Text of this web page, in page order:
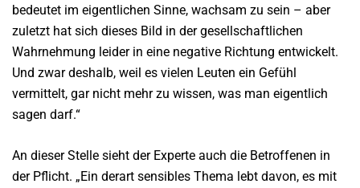
bedeutet im eigentlichen Sinne, wachsam zu sein – aber
zuletzt hat sich dieses Bild in der gesellschaftlichen
Wahrnehmung leider in eine negative Richtung entwickelt.
Und zwar deshalb, weil es vielen Leuten ein Gefühl
vermittelt, gar nicht mehr zu wissen, was man eigentlich
sagen darf.“
An dieser Stelle sieht der Experte auch die Betroffenen in
der Pflicht. „Ein derart sensibles Thema lebt davon, es mit